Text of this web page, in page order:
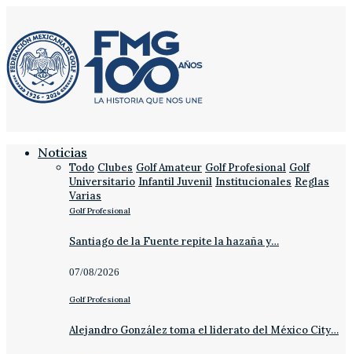
Noticias
Todo Clubes Golf Amateur Golf Profesional Golf
Universitario Infantil Juvenil Institucionales Reglas
Varias
Golf Profesional
Santiago de la Fuente repite la hazaña y…
07/08/2026
Golf Profesional
Alejandro González toma el liderato del México City…